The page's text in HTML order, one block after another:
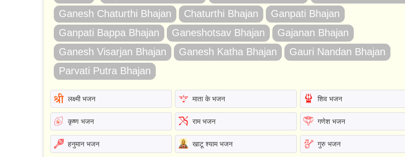
Ganesh Chaturthi Bhajan
Chaturthi Bhajan
Ganpati Bhajan
Ganpati Bappa Bhajan
Ganeshotsav Bhajan
Gajanan Bhajan
Ganesh Visarjan Bhajan
Ganesh Katha Bhajan
Gauri Nandan Bhajan
Parvati Putra Bhajan
लक्ष्मी भजन माता के भजन शिव भजन
कृष्ण भजन राम भजन गणेश भजन
हनुमान भजन खाटू श्याम भजन गुरु भजन